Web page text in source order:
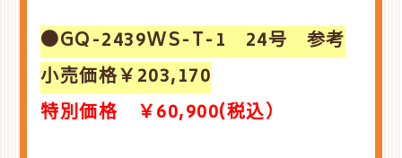
●GQ-2439WS-T-1 24号 参考
小売価格￥203,170
特別価格 ￥60,900(税込）